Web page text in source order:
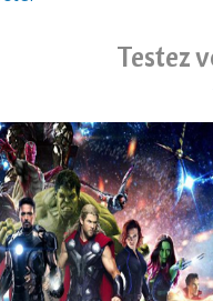
Testez